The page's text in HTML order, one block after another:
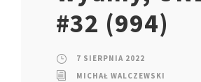
#32 (994)
7 SIERPNIA 2022
MICHAŁ WALCZEWSKI